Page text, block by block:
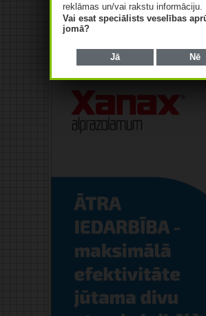
reklāmas un/vai rakstu informāciju.
Vai esat speciālists veselības
jomā?
Jā Nē